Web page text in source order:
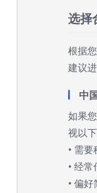
选择
根据
建议
中
如果
视以
• 需
• 经
• 偏